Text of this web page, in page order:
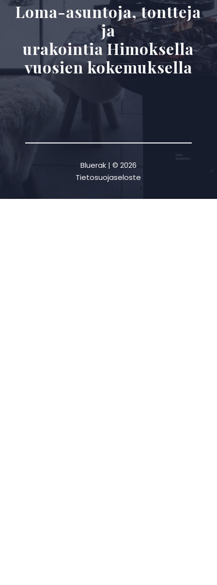
Loma-asuntoja, tontteja
ja
urakointia Himoksella
vuosien kokemuksella
Bluerak | © 2026
Tietosuojaseloste